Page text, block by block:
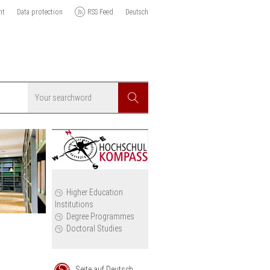
Data protection RSS Feed Deutsch
Search
Higher Education
Institutions
Degree Programmes
Doctoral Studies